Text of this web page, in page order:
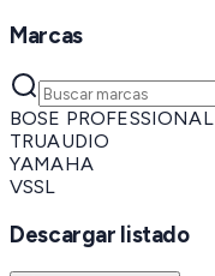
Marcas
BOSE PROFESSIONAL
TRUAUDIO
YAMAHA
VSSL
Descargar listado